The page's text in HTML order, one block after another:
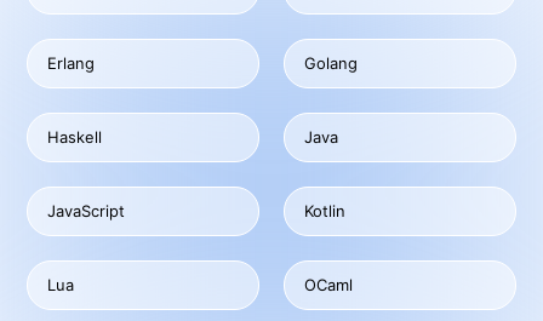
Erlang Golang
Haskell Java
JavaScript Kotlin
Lua OCaml